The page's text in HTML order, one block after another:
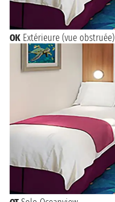
OK Extérieure (vue obstruée)